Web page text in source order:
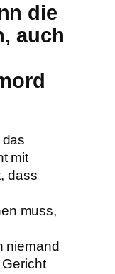
die
auch
mit
dass
muss,
niemand